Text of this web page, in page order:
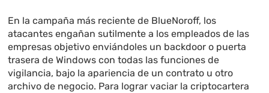
En la campaña más reciente de BlueNoroff, los
atacantes engañan sutilmente a los empleados de las
empresas objetivo enviándoles un backdoor o puerta
trasera de Windows con todas las funciones de
vigilancia, bajo la apariencia de un contrato u otro
archivo de negocio. Para lograr vaciar la criptocartera